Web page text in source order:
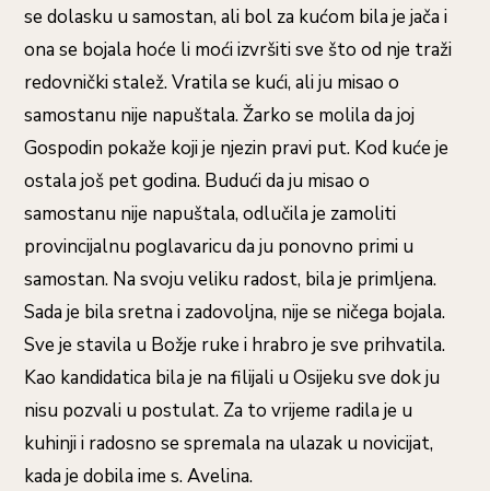
se dolasku u samostan, ali bol za kućom bila je jača i
ona se bojala hoće li moći izvršiti sve što od nje traži
redovnički stalež. Vratila se kući, ali ju misao o
samostanu nije napuštala. Žarko se molila da joj
Gospodin pokaže koji je njezin pravi put. Kod kuće je
ostala još pet godina. Budući da ju misao o
samostanu nije napuštala, odlučila je zamoliti
provincijalnu poglavaricu da ju ponovno primi u
samostan. Na svoju veliku radost, bila je primljena.
Sada je bila sretna i zadovoljna, nije se ničega bojala.
Sve je stavila u Božje ruke i hrabro je sve prihvatila.
Kao kandidatica bila je na filijali u Osijeku sve dok ju
nisu pozvali u postulat. Za to vrijeme radila je u
kuhinji i radosno se spremala na ulazak u novicijat,
kada je dobila ime s. Avelina.